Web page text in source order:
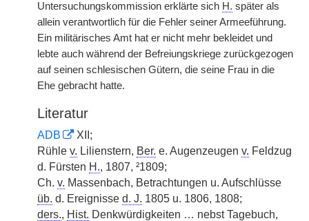
Untersuchungskommission erklärte sich H. später als
allein verantwortlich für die Fehler seiner Armeeführung.
Ein militärisches Amt hat er nicht mehr bekleidet und
lebte auch während der Befreiungskriege zurückgezogen
auf seinen schlesischen Gütern, die seine Frau in die
Ehe gebracht hatte.
Literatur
ADB
XII;
Rühle v. Lilienstern, Ber. e. Augenzeugen v. Feldzug
d. Fürsten H., 1807, ²1809;
Ch. v. Massenbach, Betrachtungen u. Aufschlüsse
üb. d. Ereignisse d. J. 1805 u. 1806, 1808;
ders., Hist. Denkwürdigkeiten … nebst Tagebuch,